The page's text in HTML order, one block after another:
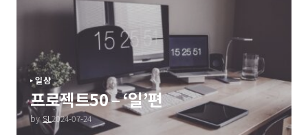
일상
프로젝트50 – ‘일’편
by SL2024-07-24